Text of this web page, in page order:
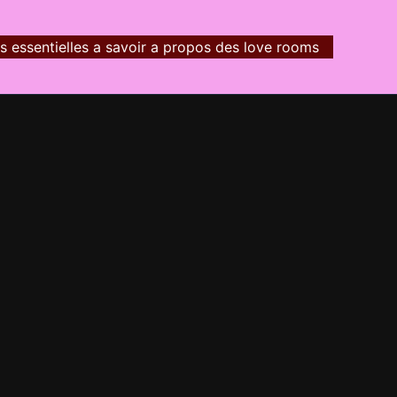
essentielles a savoir a propos des love rooms